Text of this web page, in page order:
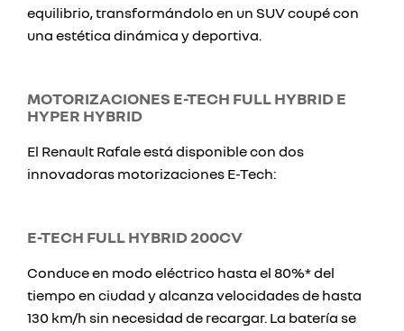
equilibrio, transformándolo en un SUV coupé con
una estética dinámica y deportiva.
MOTORIZACIONES E-TECH FULL HYBRID E
HYPER HYBRID
El Renault Rafale está disponible con dos
innovadoras motorizaciones E-Tech:
E-TECH FULL HYBRID 200CV
Conduce en modo eléctrico hasta el 80%* del
tiempo en ciudad y alcanza velocidades de hasta
130 km/h sin necesidad de recargar. La batería se